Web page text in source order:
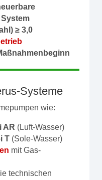
≥ 3,0
Systeme
wie:
AR (Luft-Wasser)
T (Sole-Wasser)
mit Gas-
technischen